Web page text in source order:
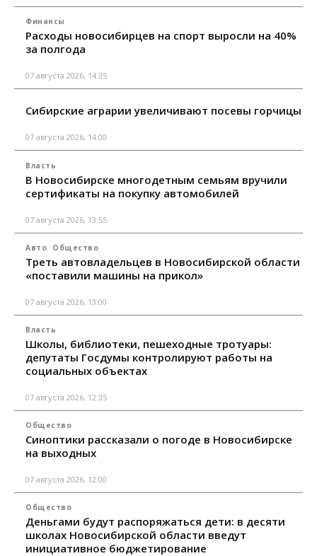
Финансы
Расходы новосибирцев на спорт выросли на 40%
за полгода
07 августа 2026, 14:35
Сибирские аграрии увеличивают посевы горчицы
07 августа 2026, 14:00
Власть
В Новосибирске многодетным семьям вручили
сертификаты на покупку автомобилей
07 августа 2026, 13:55
Авто Общество
Треть автовладельцев в Новосибирской области
«поставили машины на прикол»
07 августа 2026, 13:00
Власть
Школы, библиотеки, пешеходные тротуары:
депутаты Госдумы контролируют работы на
социальных объектах
07 августа 2026, 12:35
Общество
Синоптики рассказали о погоде в Новосибирске
на выходных
07 августа 2026, 12:00
Общество
Деньгами будут распоряжаться дети: в десяти
школах Новосибирской области введут
инициативное бюджетирование